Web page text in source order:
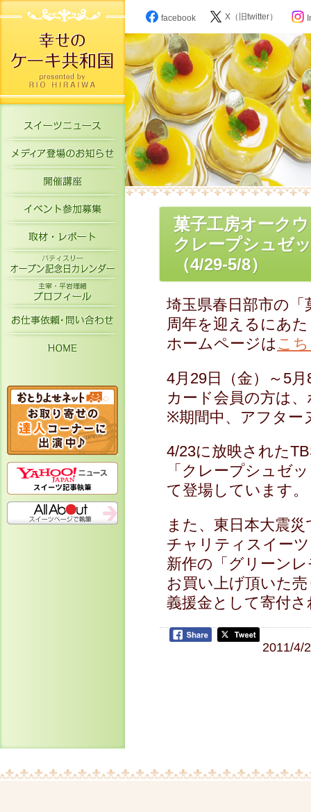
スイーツニュース
メディア登場のお知らせ
開催講座
イベント参加募集
取材・レポート
パティスリーオープン記念日カレン
お仕事依頼・お問い合わせ
facebook X（旧twitter）
菓子工房オーク
クレープシュゼ
（4/29-5/8）
埼玉県春日部市の
周年を迎えるにあ
ホームページは こ
4月29日（金）～5
カード会員の方は
※期間中、アフター
4/23に放映された
「クレープシュゼ
て登場しています。
また、東日本大震
チャリティスイー
新作の「グリーン
お買い上げ頂いた
義援金として寄付
2011/4/